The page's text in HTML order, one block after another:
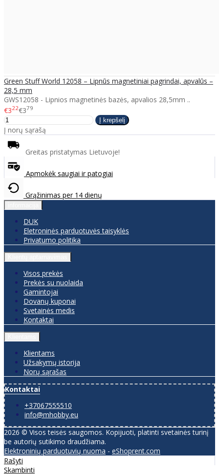
Green Stuff World 12058 – Lipnūs magnetiniai pagrindai, apvalūs –
28,5 mm
GWS12058 - Lipnios magnetinės bazės, apvalios 28,5mm ..
€322€379
Į norų sąrašą
Greitas pristatymas Lietuvoje!
Apmokėk saugiai ir patogiai
Grąžinimas per 14 dienų
DUK
Eletroninės parduotuvės taisyklės
Privatumo politika
Visos prekės
Prekės su nuolaida
Gamintojai
Dovanų kuponai
Svetainės medis
Kontaktai
Klientams
Užsakymų istorija
Norų sąrašas
Kontaktai
+37067555510
info@mhobby.eu
2026 © Visos teisės saugomos. Kopijuoti, platinti svetainės turinį
be autorių sutikimo draudžiama.
Elektroninių parduotuvių nuoma - eShoprent.com
Rašyti
Skambinti